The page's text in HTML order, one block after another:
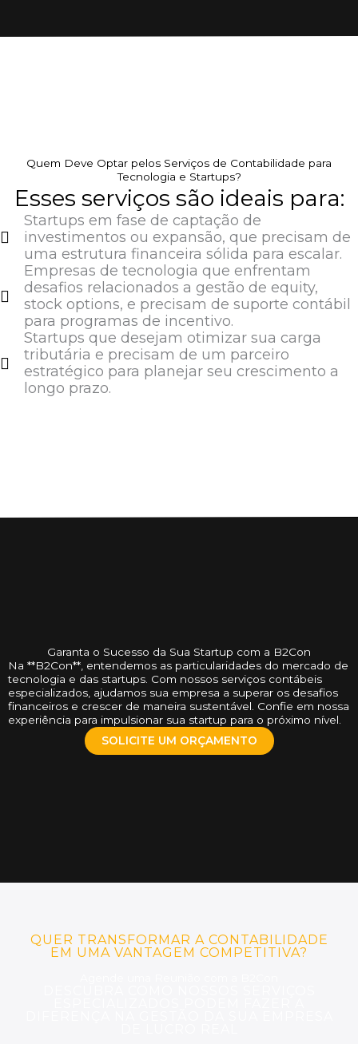
Quem Deve Optar pelos Serviços de Contabilidade para
Tecnologia e Startups?
Esses serviços são ideais para:
Startups em fase de captação de
investimentos ou expansão, que precisam de
uma estrutura financeira sólida para escalar.
Empresas de tecnologia que enfrentam
desafios relacionados a gestão de equity,
stock options, e precisam de suporte contábil
para programas de incentivo.
Startups que desejam otimizar sua carga
tributária e precisam de um parceiro
estratégico para planejar seu crescimento a
longo prazo.
Garanta o Sucesso da Sua Startup com a B2Con
Na **B2Con**, entendemos as particularidades do mercado de
tecnologia e das startups. Com nossos serviços contábeis
especializados, ajudamos sua empresa a superar os desafios
financeiros e crescer de maneira sustentável. Confie em nossa
experiência para impulsionar sua startup para o próximo nível.
SOLICITE UM ORÇAMENTO
QUER TRANSFORMAR A CONTABILIDADE
EM UMA VANTAGEM COMPETITIVA?